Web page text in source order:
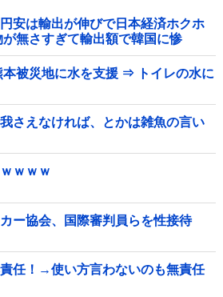
安は輸出が伸びで日本経済ホクホ
無さすぎて輸出額で韓国に惨
本被災地に水を支援 ⇒ トイレの水に
さえなければ、とかは雑魚の言い
ｗｗｗ
ー協会、国際審判員らを性接待
任！→使い方言わないのも無責任